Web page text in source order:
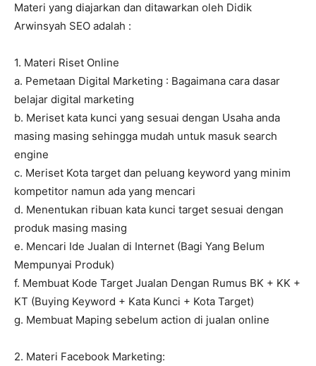
Materi yang diajarkan dan ditawarkan oleh Didik
Arwinsyah SEO adalah :
1. Materi Riset Online
a. Pemetaan Digital Marketing : Bagaimana cara dasar
belajar digital marketing
b. Meriset kata kunci yang sesuai dengan Usaha anda
masing masing sehingga mudah untuk masuk search
engine
c. Meriset Kota target dan peluang keyword yang minim
kompetitor namun ada yang mencari
d. Menentukan ribuan kata kunci target sesuai dengan
produk masing masing
e. Mencari Ide Jualan di Internet (Bagi Yang Belum
Mempunyai Produk)
f. Membuat Kode Target Jualan Dengan Rumus BK + KK +
KT (Buying Keyword + Kata Kunci + Kota Target)
g. Membuat Maping sebelum action di jualan online
2. Materi Facebook Marketing: